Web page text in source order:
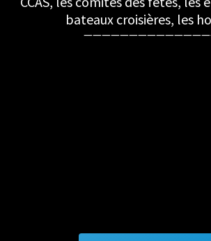
bateaux croisières, les